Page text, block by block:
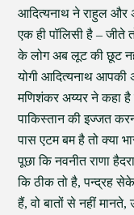
आदित्यनाथ ने राहुल और
एक ही पॉलिसी है – जीते
के लोग अब लूट की छूट
योगी आदित्यनाथ
मणिशंकर अय्यर ने कहा है
पाकिस्तान की इज्जत
पास एटम बम है तो क्या
पूछा कि नवनीत राणा
कि ठीक तो है, पन्द्रह
हैं, वो बातों से नहीं